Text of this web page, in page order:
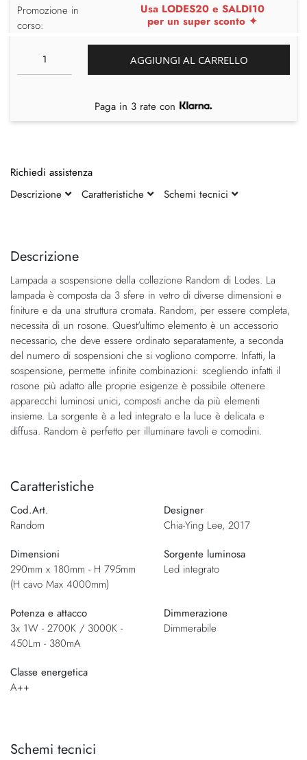
fine
galleria
di
immagini
della
di
immagini
Descrizione
Lampada a sospensione della collezione Random di Lodes. La
lampada è composta da 3 sfere in vetro di diverse dimensioni e
finiture e da una struttura cromata. Random, per essere completa,
necessita di un rosone. Quest'ultimo elemento è un accessorio
necessario, che deve essere ordinato separatamente, a seconda
del numero di sospensioni che si vogliono comporre. Infatti, la
sospensione, permette infinite combinazioni: scegliendo infatti il
rosone più adatto alle proprie esigenze è possibile ottenere
apparecchi luminosi unici, composti anche da più elementi
insieme. La sorgente è a led integrato e la luce è delicata e
diffusa. Random è perfetto per illuminare tavoli e comodini.
Caratteristiche
Cod.Art.
Random
Designer
Chia-Ying Lee, 2017
Dimensioni
290mm x 180mm - H 795mm
(H cavo Max 4000mm)
Sorgente luminosa
Led integrato
Potenza e attacco
3x 1W - 2700K / 3000K -
450Lm - 380mA
Dimmerazione
Dimmerabile
Classe energetica
A++
Schemi tecnici
Promozione in
corso:
Usa LODES20 e SALDI10
per un super sconto ✦
AGGIUNGI AL CARRELLO
Paga in 3 rate con
Richiedi assistenza
Descrizione
Caratteristiche Schemi tecnici